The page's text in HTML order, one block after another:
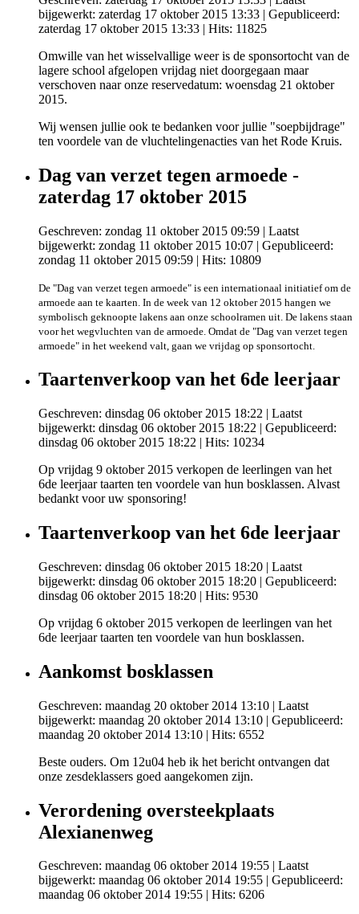
bijgewerkt: zaterdag 17 oktober 2015 13:33 | Gepubliceerd:
zaterdag 17 oktober 2015 13:33 | Hits: 11825
Omwille van het wisselvallige weer is de sponsortocht van de
lagere school afgelopen vrijdag niet doorgegaan maar
verschoven naar onze reservedatum: woensdag 21 oktober
2015.
Wij wensen jullie ook te bedanken voor jullie "soepbijdrage"
ten voordele van de vluchtelingenacties van het Rode Kruis.
Dag van verzet tegen armoede -
zaterdag 17 oktober 2015
Geschreven: zondag 11 oktober 2015 09:59 | Laatst
bijgewerkt: zondag 11 oktober 2015 10:07 | Gepubliceerd:
zondag 11 oktober 2015 09:59 | Hits: 10809
De "Dag van verzet tegen armoede" is een internationaal initiatief om de
armoede aan te kaarten. In de week van 12 oktober 2015 hangen we
symbolisch geknoopte lakens aan onze schoolramen uit. De lakens staan
voor het wegvluchten van de armoede. Omdat de "Dag van verzet tegen
armoede" in het weekend valt, gaan we vrijdag op sponsortocht.
Taartenverkoop van het 6de leerjaar
Geschreven: dinsdag 06 oktober 2015 18:22 | Laatst
bijgewerkt: dinsdag 06 oktober 2015 18:22 | Gepubliceerd:
dinsdag 06 oktober 2015 18:22 | Hits: 10234
Op vrijdag 9 oktober 2015 verkopen de leerlingen van het
6de leerjaar taarten ten voordele van hun bosklassen. Alvast
bedankt voor uw sponsoring!
Taartenverkoop van het 6de leerjaar
Geschreven: dinsdag 06 oktober 2015 18:20 | Laatst
bijgewerkt: dinsdag 06 oktober 2015 18:20 | Gepubliceerd:
dinsdag 06 oktober 2015 18:20 | Hits: 9530
Op vrijdag 6 oktober 2015 verkopen de leerlingen van het
6de leerjaar taarten ten voordele van hun bosklassen.
Aankomst bosklassen
Geschreven: maandag 20 oktober 2014 13:10 | Laatst
bijgewerkt: maandag 20 oktober 2014 13:10 | Gepubliceerd:
maandag 20 oktober 2014 13:10 | Hits: 6552
Beste ouders. Om 12u04 heb ik het bericht ontvangen dat
onze zesdeklassers goed aangekomen zijn.
Verordening oversteekplaats
Alexianenweg
Geschreven: maandag 06 oktober 2014 19:55 | Laatst
bijgewerkt: maandag 06 oktober 2014 19:55 | Gepubliceerd:
maandag 06 oktober 2014 19:55 | Hits: 6206